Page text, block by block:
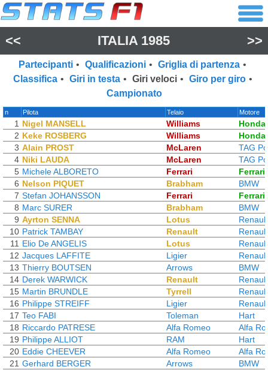
<< ITALIA 1985 >>
Partecipanti • Qualificazioni • Griglia di partenza •
Classifica • Giri in testa • Giri veloci • Giro per giro •
Campionato
n Pilota Telaio Motore
1 Nigel MANSELL Williams
Honda
2 Keke ROSBERG Williams
Honda
3 Alain PROST McLaren
TAG
4 Niki LAUDA McLaren
TAG
5 Michele ALBORETO Ferrari
Ferrari
6 Nelson PIQUET Brabham
BMW
7 Stefan JOHANSSON Ferrari
Ferrari
8 Marc SURER Brabham
BMW
9 Ayrton SENNA Lotus
Renault
10 Patrick TAMBAY Renault
Renault
11 Elio De ANGELIS Lotus
Renault
12 Jacques LAFFITE Ligier
Renault
13 Thierry BOUTSEN Arrows
BMW
14 Derek WARWICK Renault
Renault
15 Martin BRUNDLE Tyrrell
Renault
16 Philippe STREIFF Ligier
Renault
17 Teo FABI Toleman
Hart
18 Riccardo PATRESE Alfa Romeo
Alfa
19 Philippe ALLIOT RAM
Hart
20 Eddie CHEEVER Alfa Romeo
Alfa
21 Gerhard BERGER Arrows
BMW